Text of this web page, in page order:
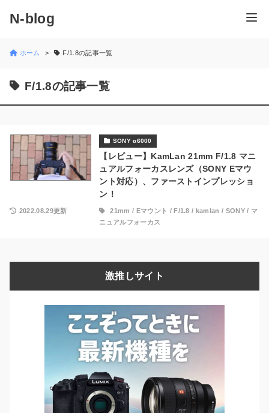
N-blog
ホーム F/1.8の記事一覧
F/1.8の記事一覧
SONY α6000
【レビュー】KamLan 21mm F/1.8 マニ
ュアルフォーカスレンズ（SONY Eマウ
ント対応）、ファーストインプレッショ
ン！
2022.08.29更新 21mm / Eマウント /F/1.8 / kamlan / SONY/ マ
ニュアルフォーカス
激推しサイト